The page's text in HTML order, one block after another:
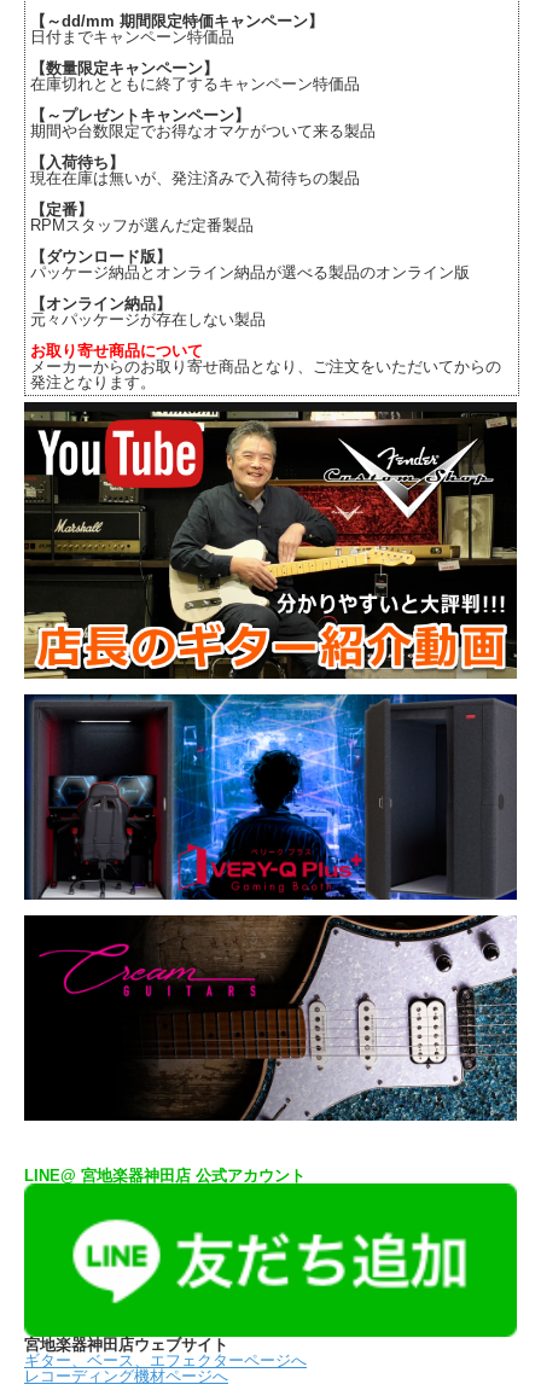
【～dd/mm 期間限定特価キャンペーン】
日付までキャンペーン特価品
【数量限定キャンペーン】
在庫切れとともに終了するキャンペーン特価品
【～プレゼントキャンペーン】
期間や台数限定でお得なオマケがついて来る製品
【入荷待ち】
現在在庫は無いが、発注済みで入荷待ちの製品
【定番】
RPMスタッフが選んだ定番製品
【ダウンロード版】
パッケージ納品とオンライン納品が選べる製品のオンライン版
【オンライン納品】
元々パッケージが存在しない製品
お取り寄せ商品について
メーカーからのお取り寄せ商品となり、ご注文をいただいてからの
発注となります。
LINE@ 宮地楽器神田店 公式アカウント
宮地楽器神田店ウェブサイト
ギター、ベース、エフェクターページへ
レコーディング機材ページへ